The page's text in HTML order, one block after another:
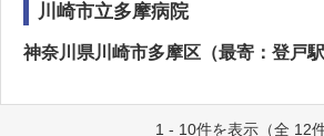
川崎市立多摩病院
神奈川県川崎市多摩区（最寄：登戸
1 - 10件を表示（全 12件